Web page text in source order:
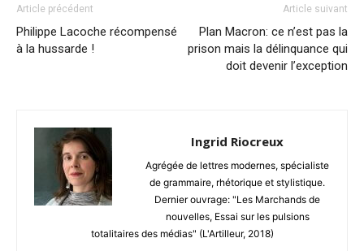
Article précédent
Philippe Lacoche récompensé
à la hussarde !
Article suivant
Plan Macron: ce n’est pas la
prison mais la délinquance qui
doit devenir l’exception
Ingrid Riocreux
Agrégée de lettres modernes, spécialiste
de grammaire, rhétorique et stylistique.
Dernier ouvrage: "Les Marchands de
nouvelles, Essai sur les pulsions
totalitaires des médias" (L'Artilleur, 2018)